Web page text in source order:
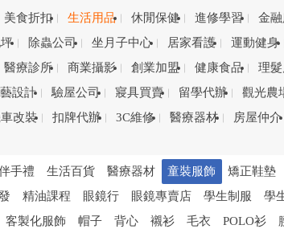
美食折扣 生活用品 休閒保健 進修學習 金
除蟲公司 坐月子中心 居家看護 運動健身
醫療診所 商業攝影 創業加盟 健康食品 理
設計 驗屋公司 寢具買賣 留學代辦 觀光農
改裝 扣牌代辦 3C維修 醫療器材 房屋仲介
手禮 生活百貨 醫療器材 童裝服飾 矯正鞋墊
精油課程 眼鏡行 眼鏡專賣店 學生制服 學
客製化服飾 帽子 背心 襯衫 毛衣 POLO衫